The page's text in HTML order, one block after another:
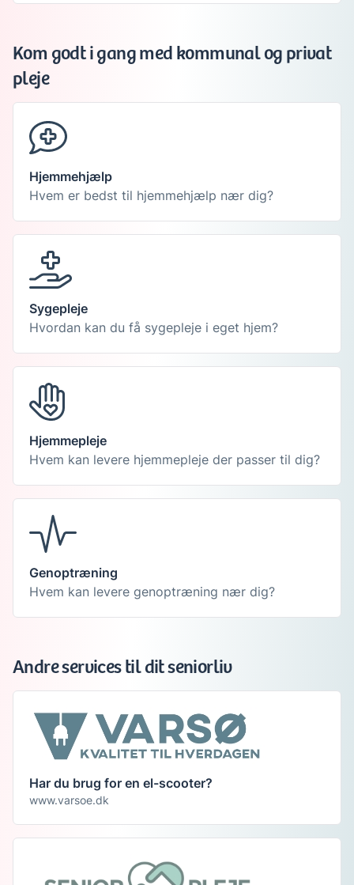
Kom godt i gang med kommunal og privat
pleje
Hjemmehjælp
Hvem er bedst til hjemmehjælp nær dig?
Sygepleje
Hvordan kan du få sygepleje i eget hjem?
Hjemmepleje
Hvem kan levere hjemmepleje der passer til dig?
Genoptræning
Hvem kan levere genoptræning nær dig?
Andre services til dit seniorliv
Har du brug for en el-scooter?
www.varsoe.dk